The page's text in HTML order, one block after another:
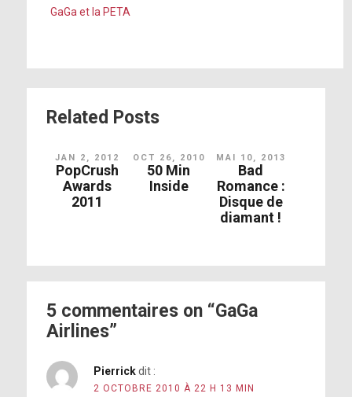
GaGa et la PETA
Related Posts
JAN 2, 2012
PopCrush
Awards
2011
OCT 26, 2010
50 Min
Inside
MAI 10, 2013
Bad
Romance :
Disque de
diamant !
5 commentaires on “GaGa
Airlines”
Pierrick dit :
2 OCTOBRE 2010 À 22 H 13 MIN